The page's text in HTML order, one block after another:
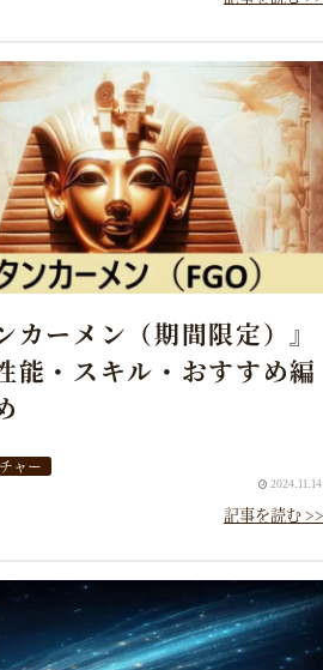
カーメン（期間限定）』
能・スキル・おすすめ編
2024.11.14
ャー